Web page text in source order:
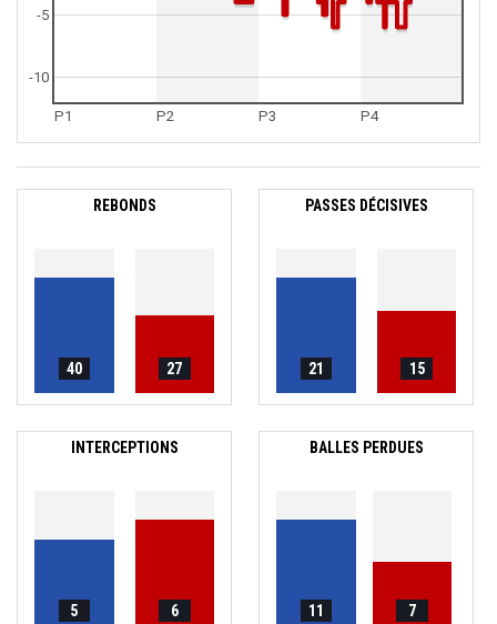
P1 P2 P3 P4
-10
-5
REBONDS
40 27
PASSES DÉCISIVES
21 15
INTERCEPTIONS
5 6
BALLES PERDUES
11 7